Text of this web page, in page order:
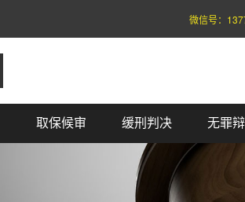
取保候审 缓刑判决 无罪
微信号：